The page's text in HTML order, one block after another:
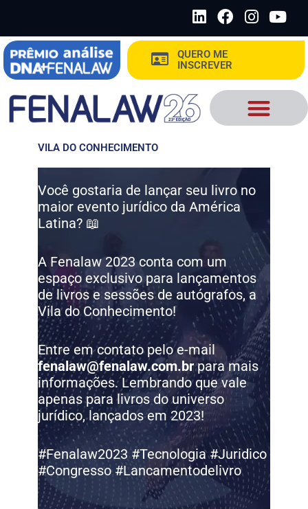
o
conteúdo
L
i
n
k
e
i
n
F
a
c
e
b
o
k
I
n
s
a
g
r
a
Y
u
u
b
QUERO ME
INSCREVER
VILA DO CONHECIMENTO
Você gostaria de lançar seu livro no
maior evento jurídico da América
Latina? 📖
A Fenalaw 2023 conta com um
espaço exclusivo para lançamentos
de livros e sessões de autógrafos, a
Vila do Conhecimento!
Entre em contato pelo e-mail
fenalaw@fenalaw.com.brpara mais
informações. Lembrando que vale
apenas para livros do universo
jurídico, lançados em 2023!
#Fenalaw2023 #Tecnologia #Juridico
#Congresso #Lancamentodelivro